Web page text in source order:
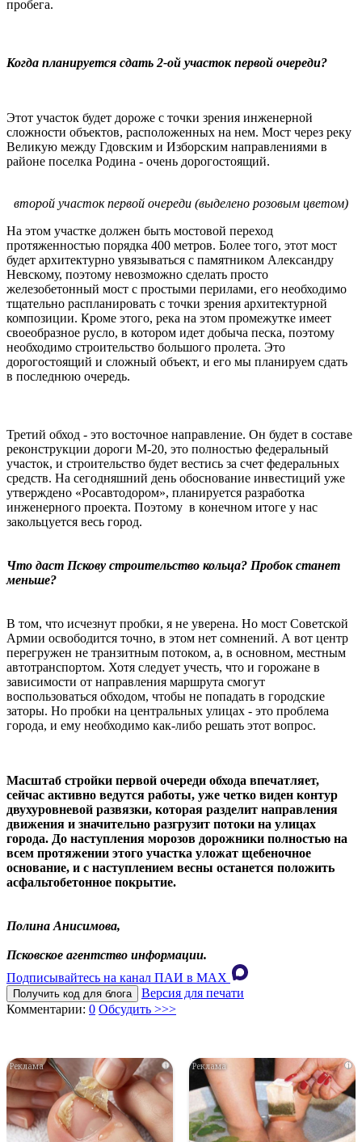
пробега.
Когда планируется сдать 2-ой участок первой очереди?
Этот участок будет дороже с точки зрения инженерной
сложности объектов, расположенных на нем. Мост через реку
Великую между Гдовским и Изборским направлениями в
районе поселка Родина - очень дорогостоящий.
второй участок первой очереди (выделено розовым цветом)
На этом участке должен быть мостовой переход
протяженностью порядка 400 метров. Более того, этот мост
будет архитектурно увязываться с памятником Александру
Невскому, поэтому невозможно сделать просто
железобетонный мост с простыми перилами, его необходимо
тщательно распланировать с точки зрения архитектурной
композиции. Кроме этого, река на этом промежутке имеет
своеобразное русло, в котором идет добыча песка, поэтому
необходимо строительство большого пролета. Это
дорогостоящий и сложный объект, и его мы планируем сдать
в последнюю очередь.
Третий обход - это восточное направление. Он будет в составе
реконструкции дороги М-20, это полностью федеральный
участок, и строительство будет вестись за счет федеральных
средств. На сегодняшний день обоснование инвестиций уже
утверждено «Росавтодором», планируется разработка
инженерного проекта. Поэтому в конечном итоге у нас
закольцуется весь город.
Что даст Пскову строительство кольца? Пробок станет
меньше?
В том, что исчезнут пробки, я не уверена. Но мост Советской
Армии освободится точно, в этом нет сомнений. А вот центр
перегружен не транзитным потоком, а, в основном, местным
автотранспортом. Хотя следует учесть, что и горожане в
зависимости от направления маршрута смогут
воспользоваться обходом, чтобы не попадать в городские
заторы. Но пробки на центральных улицах - это проблема
города, и ему необходимо как-либо решать этот вопрос.
Масштаб стройки первой очереди обхода впечатляет,
сейчас активно ведутся работы, уже четко виден контур
двухуровневой развязки, которая разделит направления
движения и значительно разгрузит потоки на улицах
города. До наступления морозов дорожники полностью на
всем протяжении этого участка уложат щебеночное
основание, и с наступлением весны останется положить
асфальтобетонное покрытие.
Полина Анисимова,
Псковское агентство информации.
Подписывайтесь на канал ПАИ в MAХ
Получить код для блога
Версия для печати
Комментарии: 0 Обсудить >>>
i i